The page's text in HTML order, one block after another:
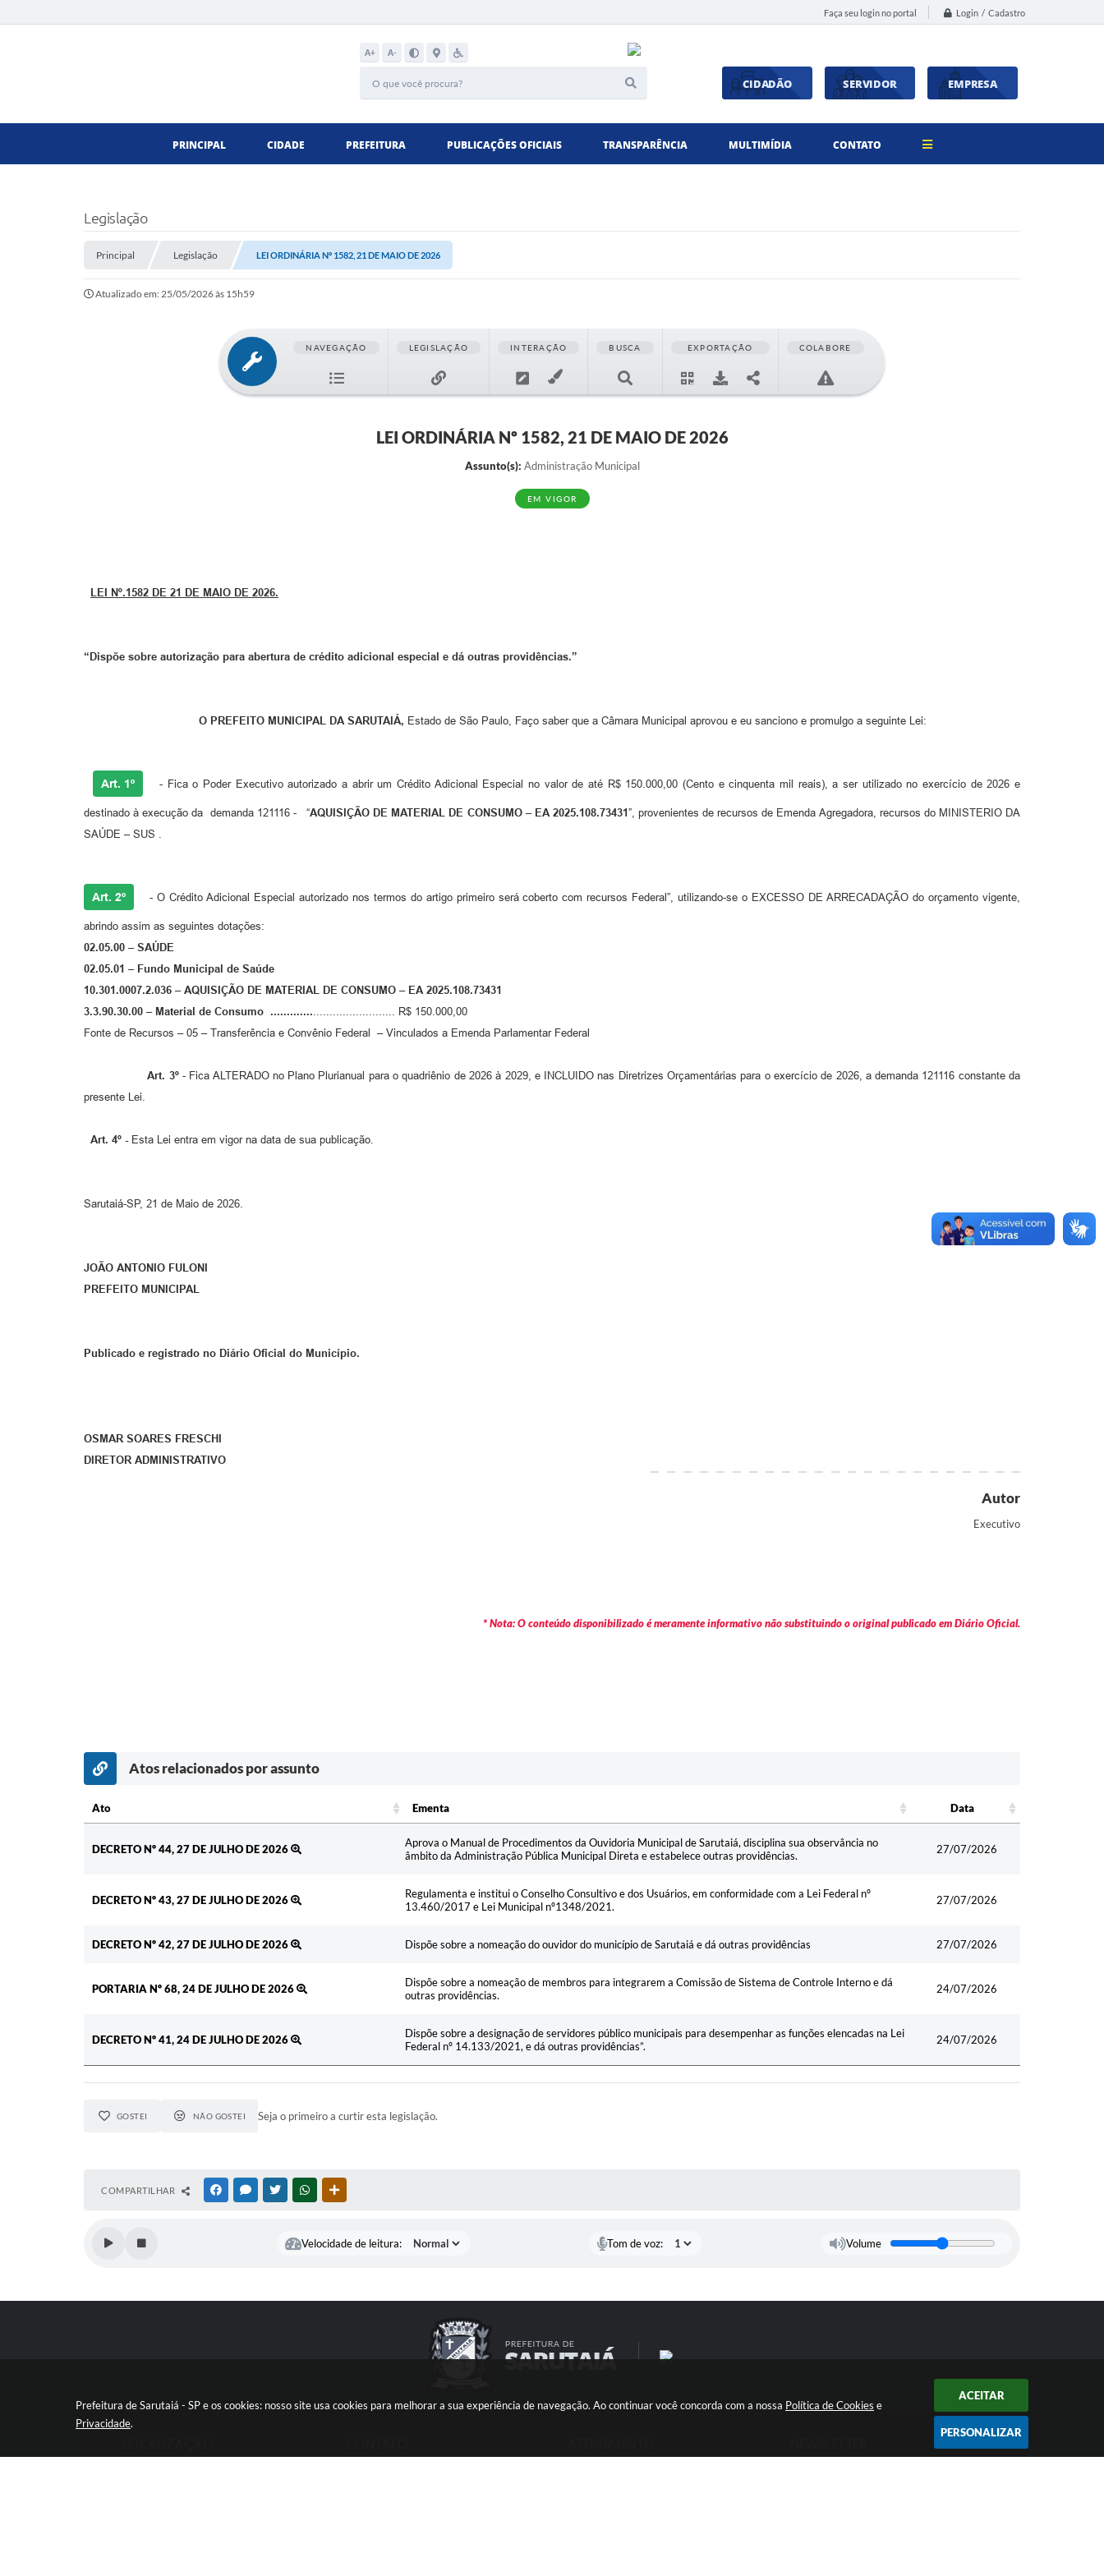
Prefeitura de Sarutaiá - SP e os cookies: nosso site usa cookies para melhorar a sua experiência de navegação. Ao continuar você concorda com a nossa Política de Cookies e
Privacidade.
ACEITAR
PERSONALIZAR
Faça seu login no portal Login / Cadastro
A+ A-
CIDADÃO SERVIDOR EMPRESA
PRINCIPAL CIDADE PREFEITURA PUBLICAÇÕES OFICIAIS TRANSPARÊNCIA MULTIMÍDIA CONTATO
Legislação
Principal Legislação LEI ORDINÁRIA Nº 1582, 21 DE MAIO DE 2026
Atualizado em: 25/05/2026 às 15h59
NAVEGAÇÃO LEGISLAÇÃO INTERAÇÃO BUSCA EXPORTAÇÃO COLABORE
LEI ORDINÁRIA Nº 1582, 21 DE MAIO DE 2026
Assunto(s): Administração Municipal
EM VIGOR
LEI Nº.1582 DE 21 DE MAIO DE 2026.
“Dispõe sobre autorização para abertura de crédito adicional especial e dá outras providências.”
O PREFEITO MUNICIPAL DA SARUTAIÁ, Estado de São Paulo, Faço saber que a Câmara Municipal aprovou e eu sanciono e promulgo a seguinte Lei:
Art. 1º - Fica o Poder Executivo autorizado a abrir um Crédito Adicional Especial no valor de até R$ 150.000,00 (Cento e cinquenta mil reais), a ser utilizado no exercício de 2026 e
destinado à execução da demanda 121116 - “AQUISIÇÃO DE MATERIAL DE CONSUMO– EA 2025.108.73431”, provenientes de recursos de Emenda Agregadora, recursos do MINISTERIO DA
SAÚDE – SUS .
Art. 2º - O Crédito Adicional Especial autorizado nos termos do artigo primeiro será coberto com recursos Federal”, utilizando-se o EXCESSO DE ARRECADAÇÃO do orçamento vigente,
abrindo assim as seguintes dotações:
02.05.00 – SAÚDE
02.05.01 – Fundo Municipal de Saúde
10.301.0007.2.036 – AQUISIÇÃO DE MATERIAL DE CONSUMO – EA 2025.108.73431
3.3.90.30.00 –Material de Consumo ............. ......................... R$ 150.000,00
Fonte de Recursos – 05 – Transferência e Convênio Federal – Vinculados a Emenda Parlamentar Federal
Art. 3º- Fica ALTERADO no Plano Plurianual para o quadriênio de 2026 à 2029, e INCLUIDO nas Diretrizes Orçamentárias para o exercício de 2026, a demanda 121116 constante da
presente Lei.
Art. 4º -Esta Lei entra em vigor na data de sua publicação.
Sarutaiá-SP, 21 de Maio de 2026.
JOÃO ANTONIO FULONI
PREFEITO MUNICIPAL
Publicado e registrado no Diário Oficial do Município.
OSMAR SOARES FRESCHI
DIRETOR ADMINISTRATIVO
Autor
Executivo
* Nota: O conteúdo disponibilizado é meramente informativo não substituindo o original publicado em Diário Oficial.
Atos relacionados por assunto
Ato Ementa
Data
DECRETO Nº 44, 27 DE JULHO DE 2026
Aprova o Manual de Procedimentos da Ouvidoria Municipal de Sarutaiá, disciplina sua observância no
âmbito da Administração Pública Municipal Direta e estabelece outras providências.
27/07/2026
DECRETO Nº 43, 27 DE JULHO DE 2026
Regulamenta e institui o Conselho Consultivo e dos Usuários, em conformidade com a Lei Federal nº
13.460/2017 e Lei Municipal nº1348/2021.
27/07/2026
DECRETO Nº 42, 27 DE JULHO DE 2026 Dispõe sobre a nomeação do ouvidor do município de Sarutaiá e dá outras providências 27/07/2026
PORTARIA Nº 68, 24 DE JULHO DE 2026
Dispõe sobre a nomeação de membros para integrarem a Comissão de Sistema de Controle Interno e dá
outras providências.
24/07/2026
DECRETO Nº 41, 24 DE JULHO DE 2026
Dispõe sobre a designação de servidores público municipais para desempenhar as funções elencadas na Lei
Federal nº 14.133/2021, e dá outras providências”.
24/07/2026
GOSTEI NÃO GOSTEI Seja o primeiro a curtir esta legislação.
COMPARTILHAR FACEBOOKMESSENGER
TWITTERWHATSAPP
Velocidade de leitura: Tom de voz: Volume